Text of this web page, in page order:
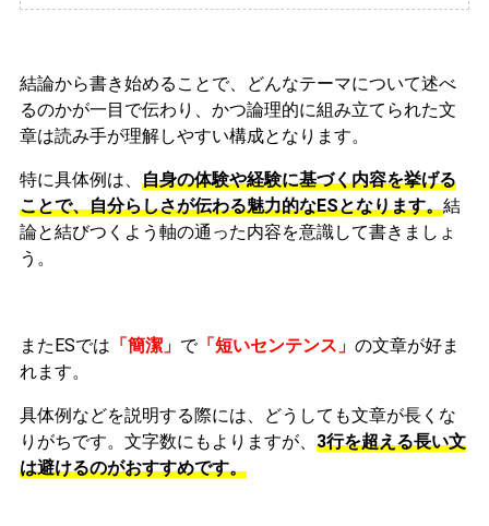
結論から書き始めることで、どんなテーマについて述べ
るのかが一目で伝わり、かつ論理的に組み立てられた文
章は読み手が理解しやすい構成となります。
特に具体例は、 自身の体験や経験に基づく内容を挙げる
ことで、自分らしさが伝わる魅力的なESとなります。結
論と結びつくよう軸の通った内容を意識して書きましょ
う。
またESでは 「簡潔」 で「短いセンテンス」 の文章が好ま
れます。
具体例などを説明する際には、どうしても文章が長くな
りがちです。文字数にもよりますが、 3行を超える長い文
は避けるのがおすすめです。